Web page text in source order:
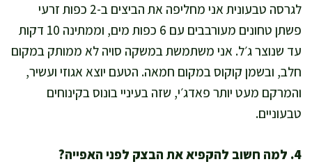
לגרסה טבעונית אני מחליפה את הביצים ב-2 כפות זרעי
פשתן טחונים מעורבבים עם 6 כפות מים, וממתינה 10 דקות
עד שנוצר ג׳ל. אני משתמשת במשקה סויה לא ממותק במקום
חלב, ובשמן קוקוס במקום חמאה. הטעם יוצא אגוזי ועשיר,
והמרקם מעט יותר פאדג׳י, שזה בעיניי בונוס בקינוחים
טבעוניים.
4. למה חשוב להקפיא את הבצק לפני האפייה?